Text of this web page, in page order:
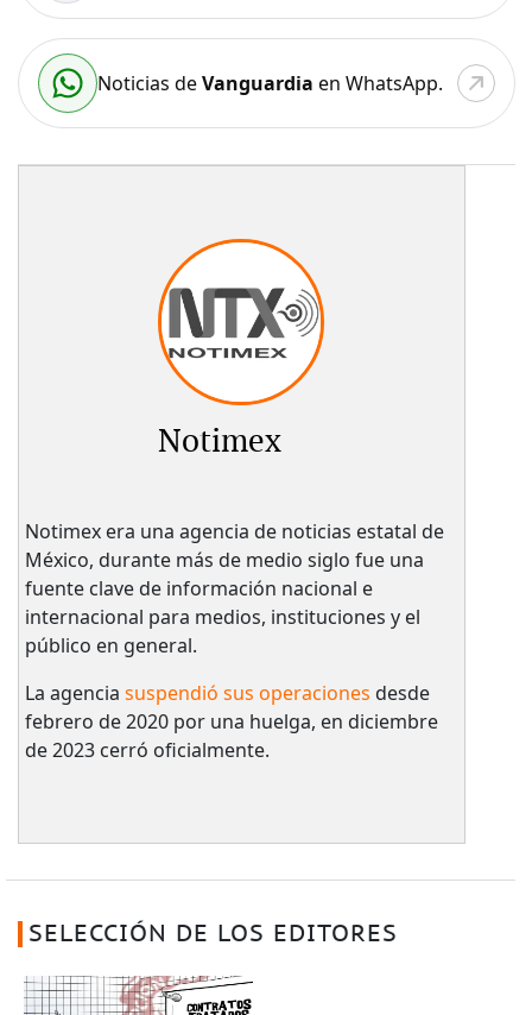
Noticias deVanguardia en WhatsApp.
Notimex
Notimex era una agencia de noticias estatal de
México, durante más de medio siglo fue una
fuente clave de información nacional e
internacional para medios, instituciones y el
público en general.
La agencia suspendió sus operaciones desde
febrero de 2020 por una huelga, en diciembre
de 2023 cerró oficialmente.
SELECCIÓN DE LOS EDITORES